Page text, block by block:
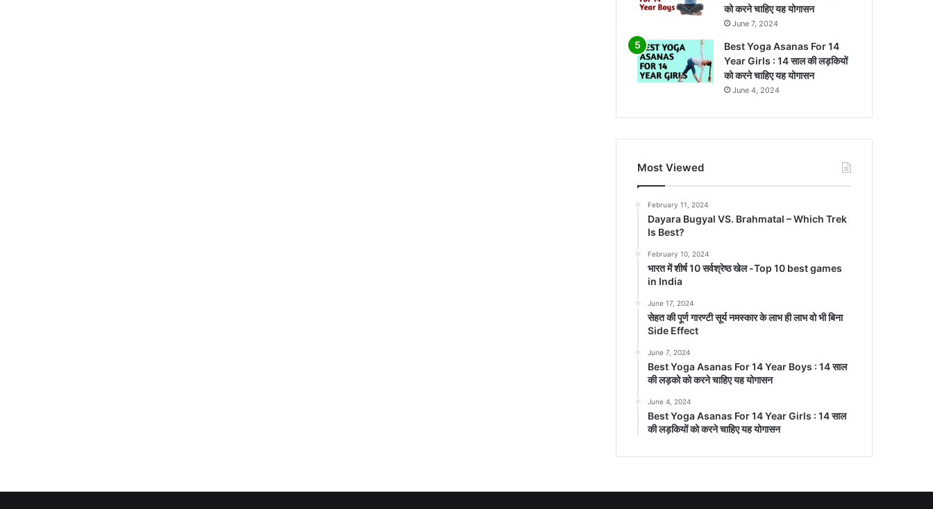
को करने चाहिए यह योगासन
June 7, 2024
Best Yoga Asanas For 14
Year Girls : 14 साल की लड़कियों
को करने चाहिए यह योगासन
June 4, 2024
Most Viewed
February 11, 2024
Dayara Bugyal VS. Brahmatal – Which Trek
Is Best?
February 10, 2024
भारत में शीर्ष 10 सर्वश्रेष्ठ खेल -Top 10 best games
in India
June 17, 2024
सेहत की पूर्ण गारण्टी सूर्य नमस्कार के लाभ ही लाभ वो भी बिना
Side Effect
June 7, 2024
Best Yoga Asanas For 14 Year Boys : 14 साल
की लड़को को करने चाहिए यह योगासन
June 4, 2024
Best Yoga Asanas For 14 Year Girls : 14 साल
की लड़कियों को करने चाहिए यह योगासन